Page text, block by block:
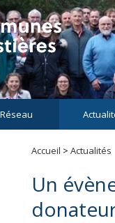
Accueil > Actualités
Un